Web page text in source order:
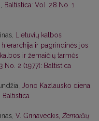
Baltistica: Vol. 28 No. 1
Lietuvių kalbos
ir pagrindinės jos
ir žemaičių tarmės
No. 2 (1977): Baltistica
Jono Kazlausko diena
Baltistica
V. Grinaveckis, Žemaičių